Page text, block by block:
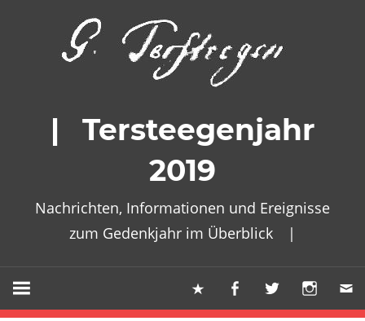
| Tersteegenjahr
2019
Nachrichten, Informationen und Ereignisse
zum Gedenkjahr im Überblick |